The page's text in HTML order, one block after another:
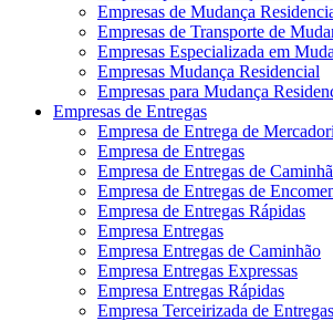
Empresas de Mudança
Empresas de Transporte de
Empresas Especializada em
Empresas Mudança Residencial
Empresas para Mudança
Empresas de Entregas
Empresa de Entrega de
Empresa de Entregas
Empresa de Entregas de
Empresa de Entregas de
Empresa de Entregas Rápidas
Empresa Entregas
Empresa Entregas de Caminhão
Empresa Entregas Expressas
Empresa Entregas Rápidas
Empresa Terceirizada de Entregas